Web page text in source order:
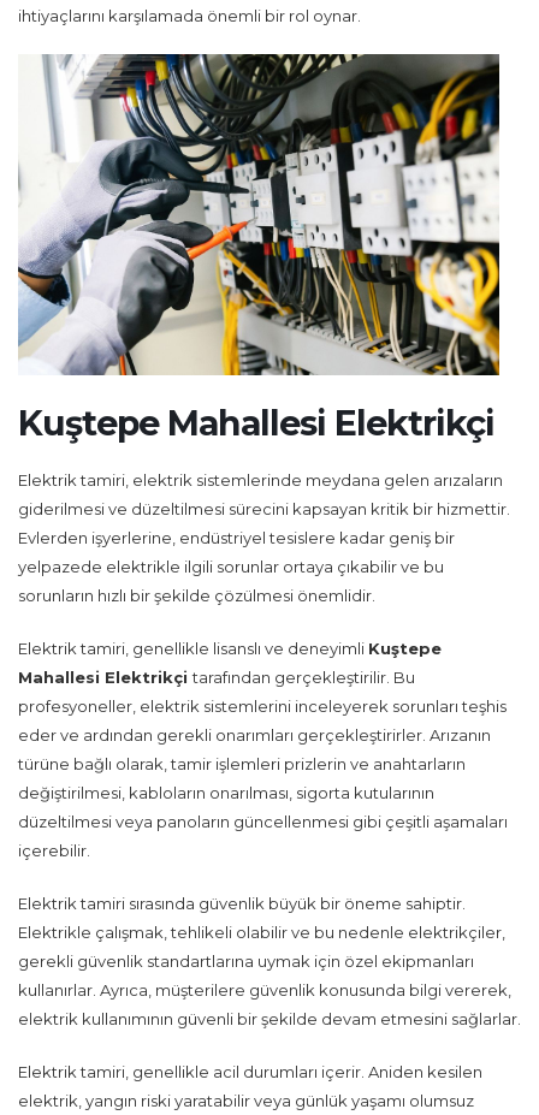
ihtiyaçlarını karşılamada önemli bir rol oynar.
Kuştepe Mahallesi Elektrikçi
Elektrik tamiri, elektrik sistemlerinde meydana gelen arızaların
giderilmesi ve düzeltilmesi sürecini kapsayan kritik bir hizmettir.
Evlerden işyerlerine, endüstriyel tesislere kadar geniş bir
yelpazede elektrikle ilgili sorunlar ortaya çıkabilir ve bu
sorunların hızlı bir şekilde çözülmesi önemlidir.
Elektrik tamiri, genellikle lisanslı ve deneyimli Kuştepe
Mahallesi Elektrikçitarafından gerçekleştirilir. Bu
profesyoneller, elektrik sistemlerini inceleyerek sorunları teşhis
eder ve ardından gerekli onarımları gerçekleştirirler. Arızanın
türüne bağlı olarak, tamir işlemleri prizlerin ve anahtarların
değiştirilmesi, kabloların onarılması, sigorta kutularının
düzeltilmesi veya panoların güncellenmesi gibi çeşitli aşamaları
içerebilir.
Elektrik tamiri sırasında güvenlik büyük bir öneme sahiptir.
Elektrikle çalışmak, tehlikeli olabilir ve bu nedenle elektrikçiler,
gerekli güvenlik standartlarına uymak için özel ekipmanları
kullanırlar. Ayrıca, müşterilere güvenlik konusunda bilgi vererek,
elektrik kullanımının güvenli bir şekilde devam etmesini sağlarlar.
Elektrik tamiri, genellikle acil durumları içerir. Aniden kesilen
elektrik, yangın riski yaratabilir veya günlük yaşamı olumsuz